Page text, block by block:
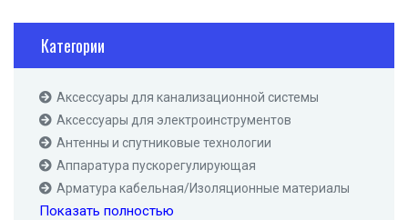
Категории
Аксессуары для канализационной системы
Аксессуары для электроинструментов
Антенны и спутниковые технологии
Аппаратура пускорегулирующая
Арматура кабельная/Изоляционные материалы
Показать полностью